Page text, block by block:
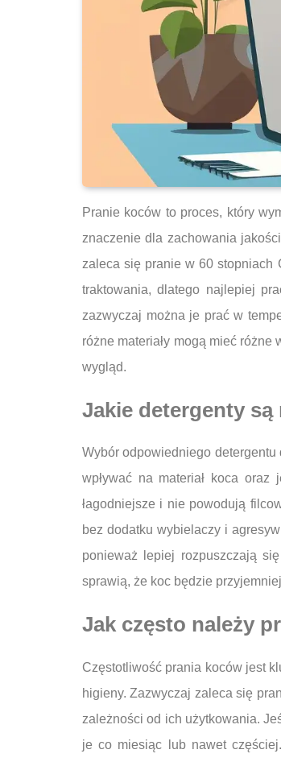
Pranie koców to proces, który
znaczenie dla zachowania
zaleca się pranie w 60 stopniach
traktowania, dlatego najlepiej
zazwyczaj można je prać w
różne materiały mogą mieć
wygląd.
Jakie detergenty
Wybór odpowiedniego
wpływać na materiał koca
łagodniejsze i nie powodują
bez dodatku wybielaczy i
ponieważ lepiej rozpuszczają
sprawią, że koc będzie
Jak często należy
Częstotliwość prania koców jest
higieny. Zazwyczaj zaleca się
zależności od ich użytkowania.
je co miesiąc lub nawet